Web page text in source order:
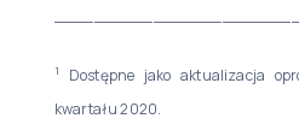
1 Dostępne jako aktualizacja
kwartału 2020.